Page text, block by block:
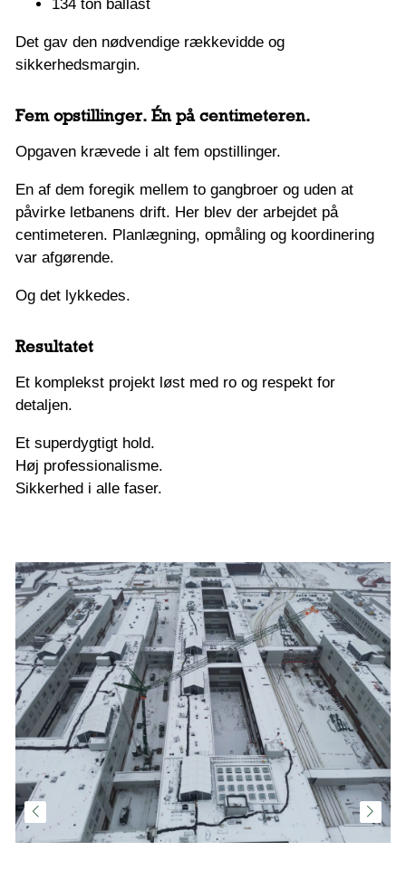
134 ton ballast
Det gav den nødvendige rækkevidde og
sikkerhedsmargin.
Fem opstillinger. Én på centimeteren.
Opgaven krævede i alt fem opstillinger.
En af dem foregik mellem to gangbroer og uden at
påvirke letbanens drift. Her blev der arbejdet på
centimeteren. Planlægning, opmåling og koordinering
var afgørende.
Og det lykkedes.
Resultatet
Et komplekst projekt løst med ro og respekt for
detaljen.
Et superdygtigt hold.
Høj professionalisme.
Sikkerhed i alle faser.